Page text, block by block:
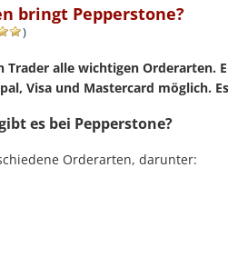
bringt Pepperstone?
)
Trader alle wichtigen Orderarten.
Visa und Mastercard möglich.
es bei Pepperstone?
Orderarten, darunter: